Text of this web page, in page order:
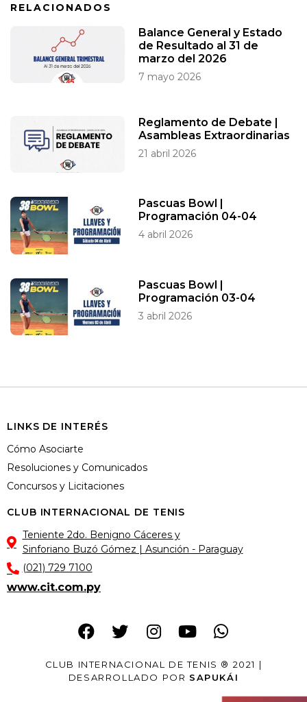
RELACIONADOS
Balance General y Estado
de Resultado al 31 de
marzo del 2026
7 mayo 2026
Reglamento de Debate |
Asambleas Extraordinarias
21 abril 2026
Pascuas Bowl |
Programación 04-04
4 abril 2026
Pascuas Bowl |
Programación 03-04
3 abril 2026
LINKS DE INTERÉS
Cómo Asociarte
Resoluciones y Comunicados
Concursos y Licitaciones
CLUB INTERNACIONAL DE TENIS
Teniente 2do. Benigno Cáceres y
Sinforiano Buzó Gómez | Asunción - Paraguay
(021) 729 7100
www.cit.com.py
CLUB INTERNACIONAL DE TENIS ® 2021 |
DESARROLLADO POR SAPUKÁI